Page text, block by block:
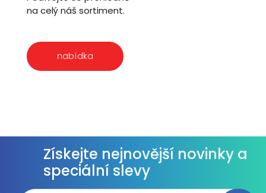
na celý náš sortiment.
nabídka
Získejte nejnovější novinky a
speciální slevy